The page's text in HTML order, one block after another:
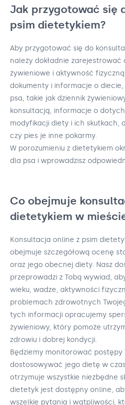
Jak przygotować się
psim dietetykiem?
Aby przygotować się do
należy dokładnie zarejestrować
żywieniowe i aktywność
dokumenty i informacje o
psa, takie jak dziennik
konsultacją, informacje o
modyfikacji diety i ich skutkach,
czy pies je inne pokarmy.
W porozumieniu z dietetykiem
dla psa i wprowadzisz
Co obejmuje
dietetykiem w
Konsultacja online z psim
obejmuje szczegółową ocenę
oraz jego obecnej diety. Nasz
przeprowadzi z Tobą wywiad,
wieku, wadze, aktywności
problemach zdrowotnych
tych informacji opracujemy
żywieniowy, który pomoże
zdrowiu i dobrej kondycji.
Będziemy monitorować postępy
dostosowywać jego dietę w
otrzymuje wszystkie niezbędne
dietetyk jest dostępny online,
wszelkie pytania i wątpliwości,